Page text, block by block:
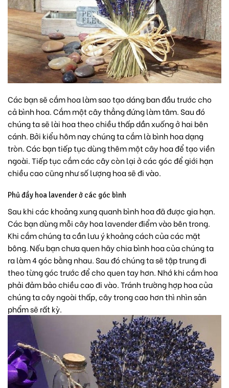
Các bạn sẽ cắm hoa làm sao tạo dáng ban đầu trước cho
cả bình hoa. Cắm một cây thẳng đứng làm tâm. Sau đó
chúng ta sẽ lài hoa theo chiều thấp dần xuống ở hai bên
cánh. Bởi kiểu hôm nay chúng ta cắm là bình hoa dạng
tròn. Các bạn tiếp tục dùng thêm một cây hoa để tạo viền
ngoài. Tiếp tục cắm các cây còn lại ở các góc để giới hạn
chiều cao cũng như số lượng hoa sẽ đi vào.
Phủ đầy hoa lavender ở các góc bình
Sau khi các khoảng xung quanh bình hoa đã được gia hạn.
Các bạn dùng mỗi cây hoa lavender điểm vào bên trong.
Khi cắm chúng ta cần lưu ý khoảng cách của các mặt
bông. Nếu bạn chưa quen hãy chia bình hoa của chúng ta
ra làm 4 góc bằng nhau. Sau đó chúng ta sẽ tập trung đi
theo từng góc trước để cho quen tay hơn. Nhớ khi cắm hoa
phải đảm bảo chiều cao đi vào. Tránh trường hợp hoa của
chúng ta cây ngoài thấp, cây trong cao hơn thì nhìn sản
phẩm sẽ rất kỳ.